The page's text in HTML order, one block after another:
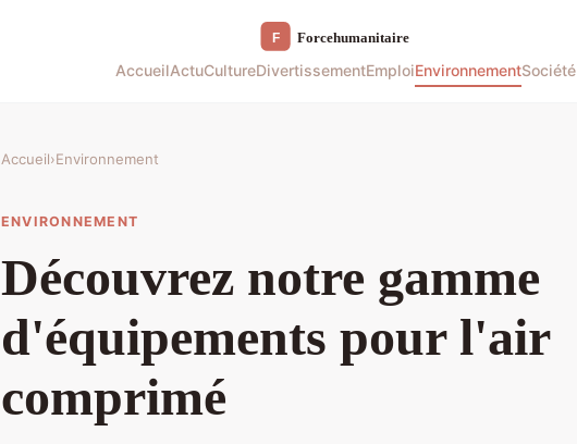
AccueilActuCultureDivertissementEmploiEnvironnementSociété
Accueil›Environnement
ENVIRONNEMENT
Découvrez notre gamme
d'équipements pour l'air
comprimé